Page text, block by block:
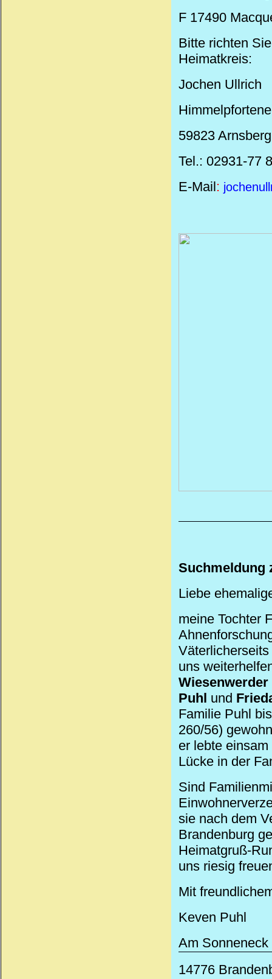
F 17490
Bitte richten
Heimatkreis:
Jochen Ullrich
59823 Arnsberg
Tel.: 02931-77
E-Mail:
Suchmeldung
Liebe
meine Tochter
uns
Wiesenwerder
Puhl und
Familie Puhl
260/56)
er lebte
Lücke in der
Sind
sie nach dem
Brandenburg
Heimatgruß-
uns riesig
Mit
Keven Puhl
Am Sonneneck
14776